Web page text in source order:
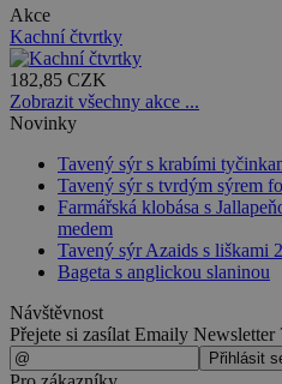
Akce
Kachní čtvrtky
182,85 CZK
Zobrazit všechny akce ...
Novinky
Tavený sýr s krabími
Tavený sýr s tvrdým sýrem
Farmářská klobása s
medem
Tavený sýr Azaids s liškami
Bageta s anglickou slaninou
Návštěvnost
Přejete si zasílat Emaily Newsletter